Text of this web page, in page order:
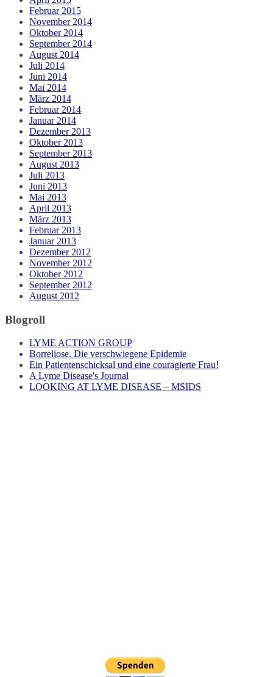
Februar 2015
November 2014
Oktober 2014
September 2014
August 2014
Juli 2014
Juni 2014
Mai 2014
März 2014
Februar 2014
Januar 2014
Dezember 2013
Oktober 2013
September 2013
August 2013
Juli 2013
Juni 2013
Mai 2013
April 2013
März 2013
Februar 2013
Januar 2013
Dezember 2012
November 2012
Oktober 2012
September 2012
August 2012
Blogroll
LYME ACTION GROUP
Borreliose. Die verschwiegene Epidemie
Ein Patientenschicksal und eine couragierte Frau!
A Lyme Disease's Journal
LOOKING AT LYME DISEASE – MSIDS